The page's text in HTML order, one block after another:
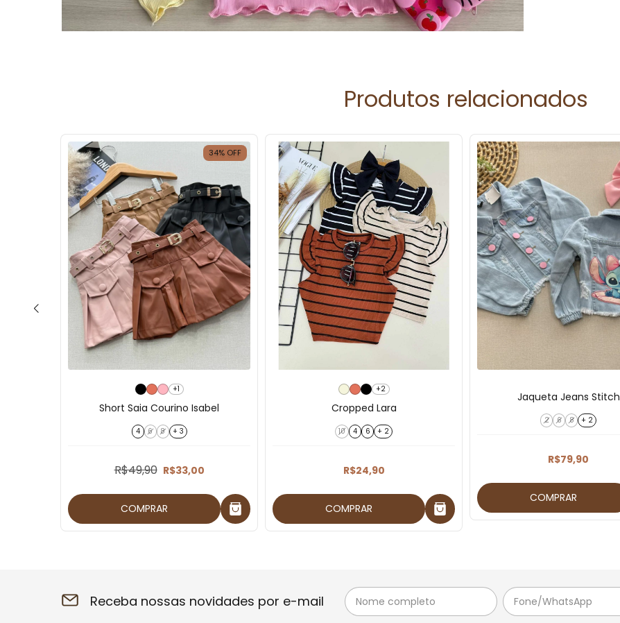
Produtos relacionados
34% OFF
+1
Short Saia Courino Isabel
4 6 8 + 3
R$49,90 R$33,00
COMPRAR
+2
Cropped Lara
10 4 6 + 2
R$24,90
COMPRAR
Jaqueta Jeans Stitch
2 6 8 + 2
R$79,90
COMPRAR
Receba nossas novidades por e-mail